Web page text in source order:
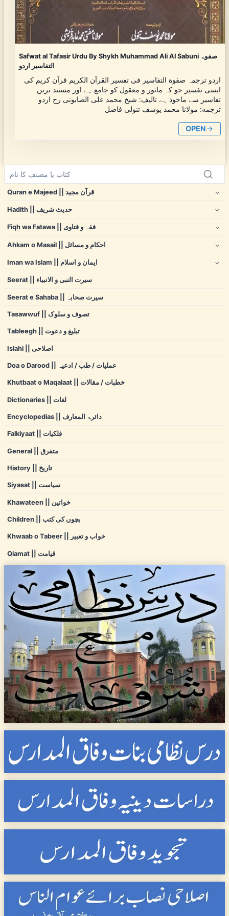
Safwat al Tafasir Urdu By Shykh Muhammad Ali Al Sabuni صفوۃ
التفاسیر اردو
اردو ترجمہ صفوة التفاسير فی تفسیر القرآن الکریم قرآن کریم کی
ایسی تفسیر جو کہ ماثور و معقول کو جامع ہے اور مستند ترین
تفاسیر سے ماخوذ ہے تالیف: شیخ محمد علی الصابونی رح اردو
ترجمه: مولانا محمد یوسف تنولی فاضل
OPEN
Quran e Majeed || قرآن مجید
Hadith || حدیث شریف
Fiqh wa Fatawa || فقہ و فتاوی
Ahkam o Masail || احکام و مسائل
Iman wa Islam || ایمان و اسلام
Seerat || سیرت النبی و الانبیاء
Seerat e Sahaba || سیرت صحابہ
Tasawwuf || تصوف و سلوک
Tableegh || تبلیغ و دعوت
Islahi || اصلاحی
Doa o Darood || عملیات / طب / ادعیہ
Khutbaat o Maqalaat || خطبات / مقالات
Dictionaries || لغات
Encyclopedias || دائرۃ المعارف
Falkiyaat || فلکیات
General || متفرق
History || تاریخ
Siyasat || سیاست
Khawateen || خواتین
Children || بچوں کی کتب
Khwaab o Tabeer || خواب و تعبیر
Qiamat || قیامت